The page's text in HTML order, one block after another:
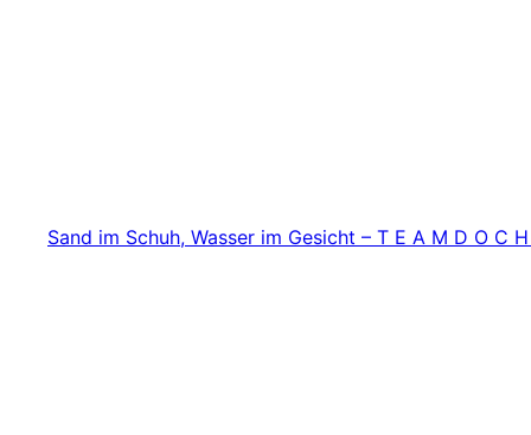
Sand im Schuh, Wasser im Gesicht – T E A M D O C